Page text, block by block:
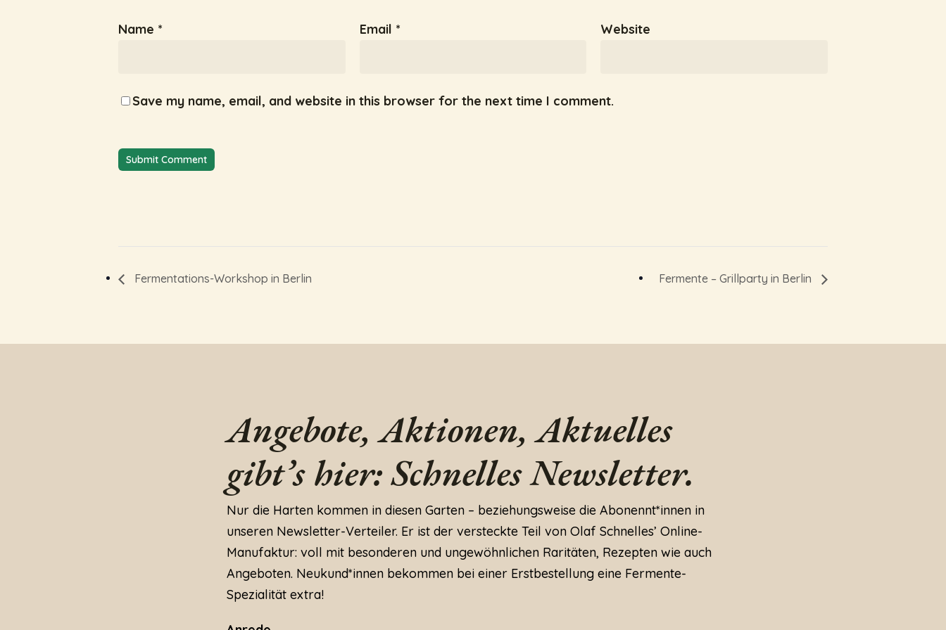
Name * Email * Website
Save my name, email, and website in this browser for the next time I comment.
Fermentations-Workshop in Berlin Fermente – Grillparty in Berlin
Angebote, Aktionen, Aktuelles
gibt’s hier: Schnelles Newsletter.
Nur die Harten kommen in diesen Garten – beziehungsweise die Abonennt*innen in
unseren Newsletter-Verteiler. Er ist der versteckte Teil von Olaf Schnelles’ Online-
Manufaktur: voll mit besonderen und ungewöhnlichen Raritäten, Rezepten wie auch
Angeboten. Neukund*innen bekommen bei einer Erstbestellung eine Fermente-
Spezialität extra!